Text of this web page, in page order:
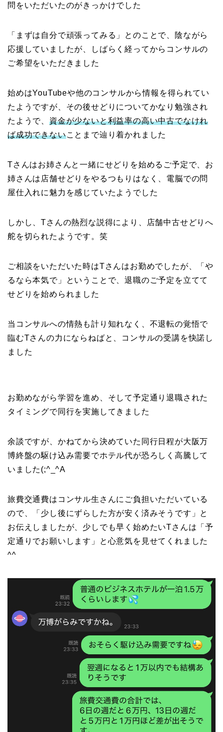
問をいただいたのがきっかけでした
「まずは自分で頑張ってみる」とのことで、陰ながら
応援していましたが、しばらく経ってからコンサルの
ご希望をいただきました
始めはYouTubeや他のコンサルから情報を得られてい
たようですが、その後せどりについてかなり勉強され
たようで、 資金が少ないと利益率の高い中古でなけれ
ば成功できないことまで辿り着かれました
Tさんはお姉さんと一緒にせどりを始めるご予定で、お
姉さんは店舗せどりをやるつもりはなく、電脳での問
屋仕入れに魅力を感じていたようでした
しかし、Tさんの熱烈な説得により、店舗中古せどりへ
舵を切られたようです。笑
ご相談をいただいた時はTさんはお勤めでしたが、「や
るなら本気で」ということで、退職のご予定を立てて
せどりを始められました
当コンサルへの情熱も計り知れなく、不退転の覚悟で
臨むTさんの力にならねばと、コンサルの受講を快諾し
ました
お勤めながら学習を進め、そして予定通り退職された
タイミングで同行を実施してきました
余談ですが、かねてから決めていた同行日程が大阪万
博終盤の駆け込み需要でホテル代が恐ろしく高騰して
いました(;^_^A
旅費交通費はコンサル生さんにご負担いただいている
ので、「少し後にずらした方が安く済みそうです」と
お伝えしましたが、少しでも早く始めたいTさんは「予
定通りでお願いします」と心意気を見せてくれました
^^